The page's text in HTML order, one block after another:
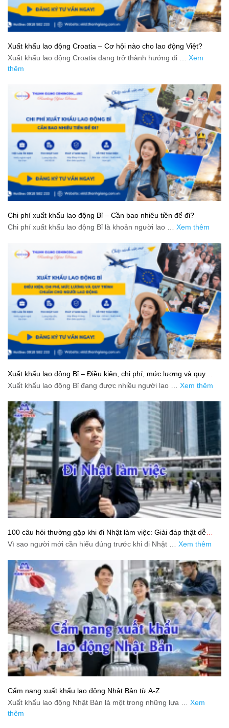
Xuất khẩu lao động Croatia – Cơ hội nào cho lao động Việt?
Xuất khẩu lao động Croatia đang trở thành hướng đi … Xem
thêm
Chi phí xuất khẩu lao động Bỉ – Cần bao nhiêu tiền để đi?
Chi phí xuất khẩu lao động Bỉ là khoản người lao … Xem thêm
Xuất khẩu lao động Bỉ – Điều kiện, chi phí, mức lương và quy
trình chuẩn cho người lao động
Xuất khẩu lao động Bỉ đang được nhiều người lao … Xem thêm
100 câu hỏi thường gặp khi đi Nhật làm việc: Giải đáp thật dễ
hiểu cho người mới bắt đầu
Vì sao người mới cần hiểu đúng trước khi đi Nhật … Xem thêm
Cẩm nang xuất khẩu lao động Nhật Bản từ A-Z
Xuất khẩu lao động Nhật Bản là một trong những lựa … Xem
thêm